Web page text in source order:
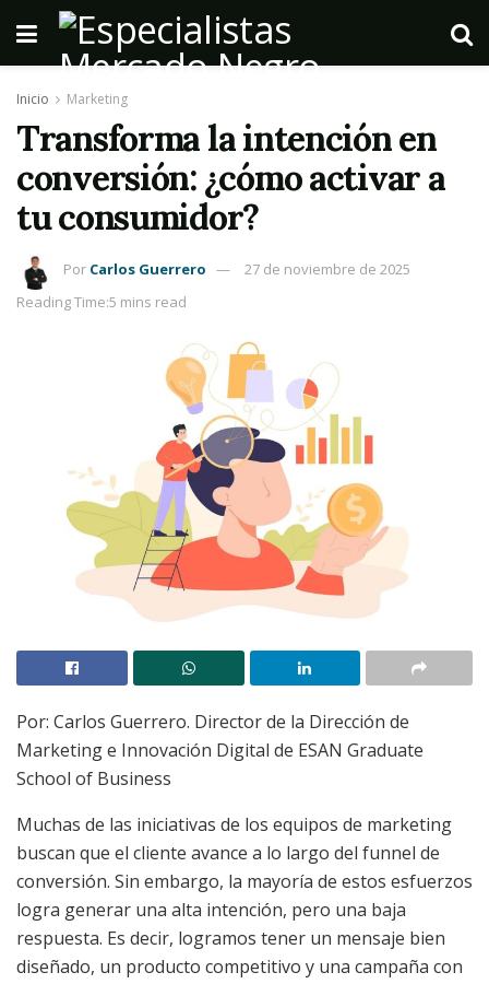
Inicio Marketing
Transforma la intención en
conversión: ¿cómo activar a
tu consumidor?
Por Carlos Guerrero
27 de noviembre de 2025
Reading Time:5 mins read
Por: Carlos Guerrero. Director de la Dirección de
Marketing e Innovación Digital de ESAN Graduate
School of Business
Muchas de las iniciativas de los equipos de marketing
buscan que el cliente avance a lo largo del funnel de
conversión. Sin embargo, la mayoría de estos esfuerzos
logra generar una alta intención, pero una baja
respuesta. Es decir, logramos tener un mensaje bien
diseñado, un producto competitivo y una campaña con